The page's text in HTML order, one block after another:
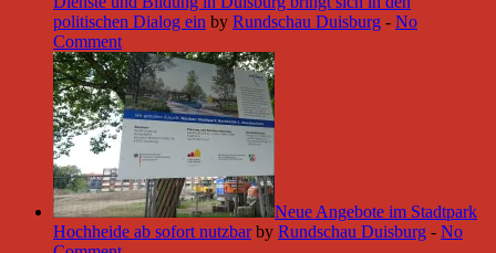
politischen Dialog ein by Rundschau Duisburg - No
Comment
Neue Angebote im Stadtpark
Hochheide ab sofort nutzbar by Rundschau Duisburg - No